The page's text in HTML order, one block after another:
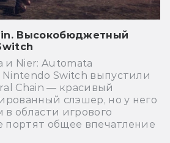
Высокобюджетный
и Nier: Automata
Switch выпустили
Chain — красивый
слэшер, но у него
области игрового
портят общее впечатление